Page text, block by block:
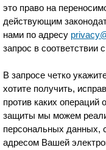
это право на
действующим
нами по адресу
запрос в соответствии
В запросе четко
хотите получить,
против каких
защиты мы можем
персональных данных,
адресом Вашей